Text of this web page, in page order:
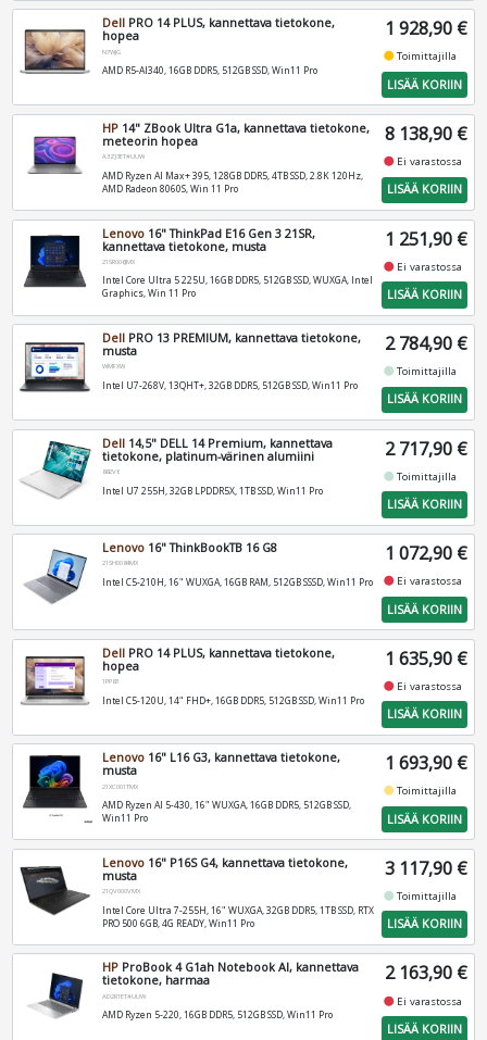
Dell PRO 14 PLUS, kannettava tietokone,
hopea
N7WJG
AMD R5-AI340, 16GB DDR5, 512GB SSD, Win11 Pro
1 928,90 €
fiber_manual_recordToimittajilla
LISÄÄ KORIIN
HP 14" ZBook Ultra G1a, kannettava tietokone,
meteorin hopea
A3ZJ3ET#UUW
AMD Ryzen AI Max+ 395, 128GB DDR5, 4TB SSD, 2.8K 120Hz,
AMD Radeon 8060S, Win 11 Pro
8 138,90 €
fiber_manual_record Ei varastossa
LISÄÄ KORIIN
Lenovo 16" ThinkPad E16 Gen 3 21SR,
kannettava tietokone, musta
21SR006JMX
Intel Core Ultra 5 225U, 16GB DDR5, 512GB SSD, WUXGA, Intel
Graphics, Win 11 Pro
1 251,90 €
fiber_manual_record Ei varastossa
LISÄÄ KORIIN
Dell PRO 13 PREMIUM, kannettava tietokone,
musta
WMFXW
Intel U7-268V, 13QHT+, 32GB DDR5, 512GB SSD, Win11 Pro
2 784,90 €
fiber_manual_recordToimittajilla
LISÄÄ KORIIN
Dell 14,5" DELL 14 Premium, kannettava
tietokone, platinum-värinen alumiini
882V6
Intel U7 255H, 32GB LPDDR5X, 1TB SSD, Win11 Pro
2 717,90 €
fiber_manual_recordToimittajilla
LISÄÄ KORIIN
Lenovo 16" ThinkBookTB 16 G8
21SH0084MX
Intel C5-210H, 16" WUXGA, 16GB RAM, 512GB SSSD, Win11 Pro
1 072,90 €
fiber_manual_record Ei varastossa
LISÄÄ KORIIN
Dell PRO 14 PLUS, kannettava tietokone,
hopea
1PP83
Intel C5-120U, 14" FHD+, 16GB DDR5, 512GB SSD, Win11 Pro
1 635,90 €
fiber_manual_record Ei varastossa
LISÄÄ KORIIN
Lenovo 16" L16 G3, kannettava tietokone,
musta
21XC001TMX
AMD Ryzen AI 5-430, 16" WUXGA, 16GB DDR5, 512GB SSD,
Win11 Pro
1 693,90 €
fiber_manual_recordToimittajilla
LISÄÄ KORIIN
Lenovo 16" P16S G4, kannettava tietokone,
musta
21QV000VMX
Intel Core Ultra 7-255H, 16" WUXGA, 32GB DDR5, 1TB SSD, RTX
PRO 500 6GB, 4G READY, Win11 Pro
3 117,90 €
fiber_manual_recordToimittajilla
LISÄÄ KORIIN
HP ProBook 4 G1ah Notebook AI, kannettava
tietokone, harmaa
AD2R1ET#UUW
AMD Ryzen 5-220, 16GB DDR5, 512GB SSD, Win11 Pro
2 163,90 €
fiber_manual_record Ei varastossa
LISÄÄ KORIIN